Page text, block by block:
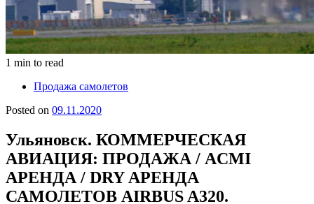
1 min to read
Продажа самолетов
Posted on 09.11.2020
Ульяновск. КОММЕРЧЕСКАЯ
АВИАЦИЯ: ПРОДАЖА / ACMI
АРЕНДА / DRY АРЕНДА
САМОЛЕТОВ AIRBUS A320.